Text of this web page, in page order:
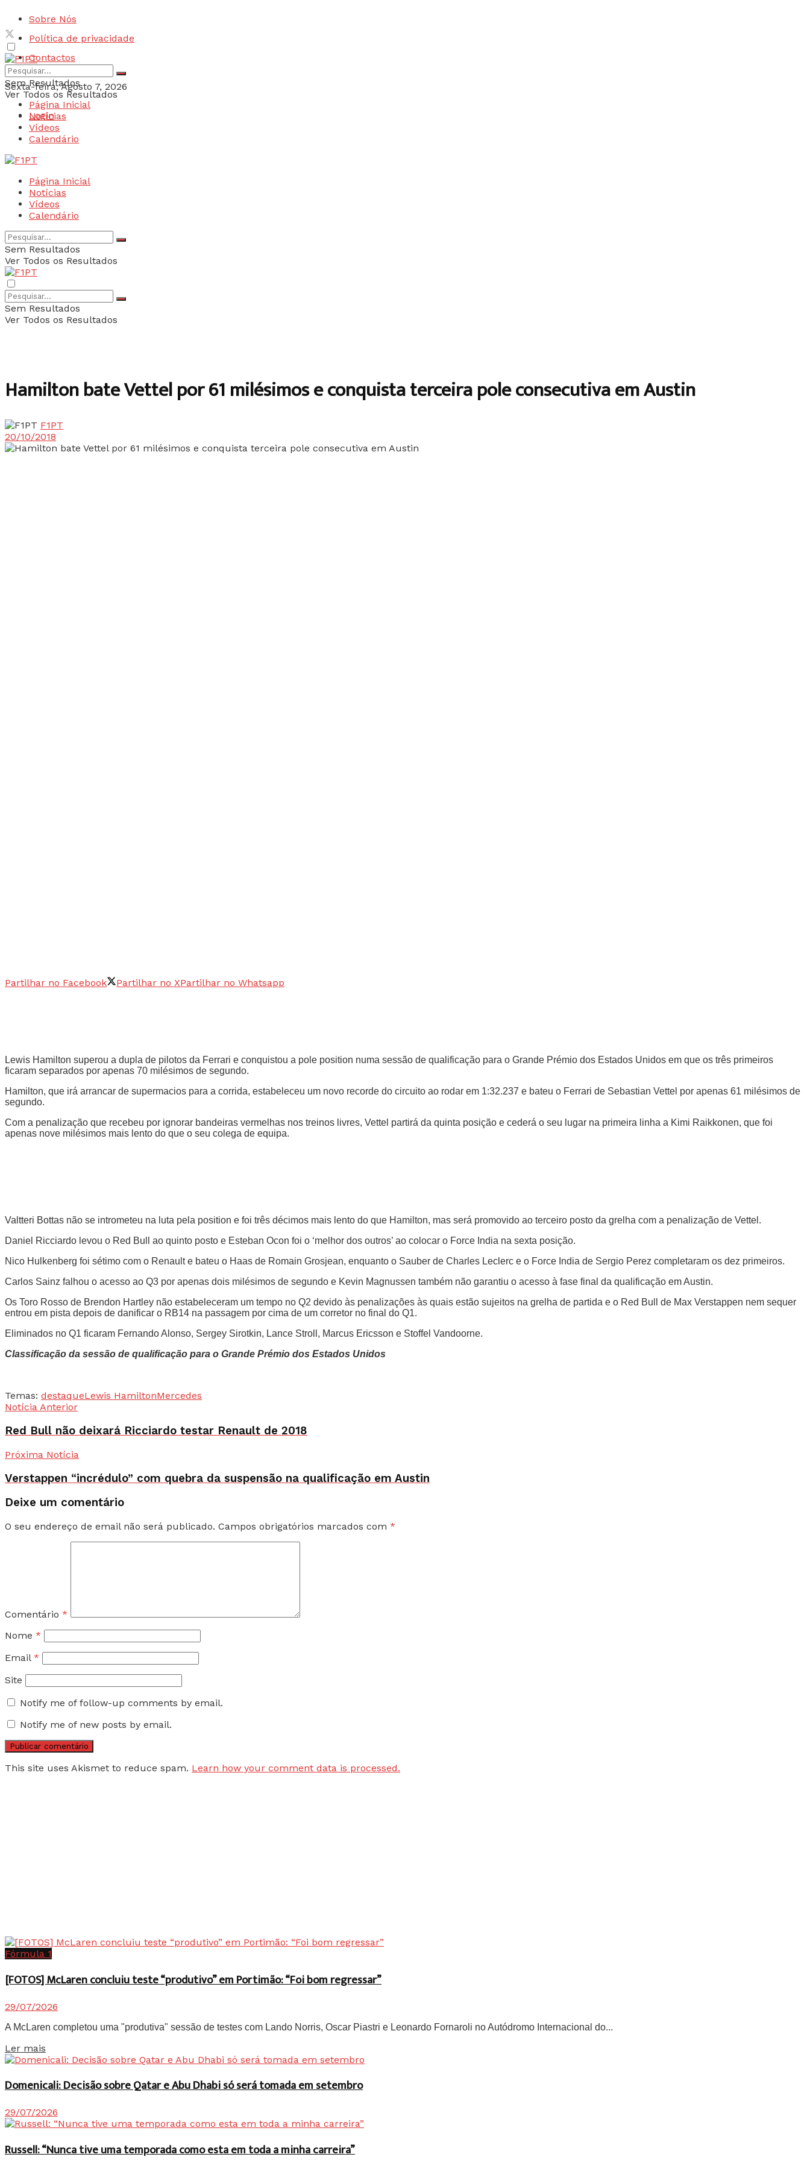
Sobre Nós
Política de privacidade
Contactos
Sexta-feira, Agosto 7, 2026
Login
Sem Resultados
Ver Todos os Resultados
Página Inicial
Notícias
Vídeos
Calendário
Página Inicial
Notícias
Vídeos
Calendário
Sem Resultados
Ver Todos os Resultados
Sem Resultados
Ver Todos os Resultados
Hamilton bate Vettel por 61 milésimos e conquista terceira pole consecutiva em Austin
F1PT
20/10/2018
Partilhar no Facebook Partilhar no XPartilhar no Whatsapp
Lewis Hamilton superou a dupla de pilotos da Ferrari e conquistou a pole position numa sessão de qualificação para o Grande Prémio dos Estados Unidos em que os três primeiros
ficaram separados por apenas 70 milésimos de segundo.
Hamilton, que irá arrancar de supermacios para a corrida, estabeleceu um novo recorde do circuito ao rodar em 1:32.237 e bateu o Ferrari de Sebastian Vettel por apenas 61 milésimos de
segundo.
Com a penalização que recebeu por ignorar bandeiras vermelhas nos treinos livres, Vettel partirá da quinta posição e cederá o seu lugar na primeira linha a Kimi Raikkonen, que foi
apenas nove milésimos mais lento do que o seu colega de equipa.
Valtteri Bottas não se intrometeu na luta pela position e foi três décimos mais lento do que Hamilton, mas será promovido ao terceiro posto da grelha com a penalização de Vettel.
Daniel Ricciardo levou o Red Bull ao quinto posto e Esteban Ocon foi o ‘melhor dos outros’ ao colocar o Force India na sexta posição.
Nico Hulkenberg foi sétimo com o Renault e bateu o Haas de Romain Grosjean, enquanto o Sauber de Charles Leclerc e o Force India de Sergio Perez completaram os dez primeiros.
Carlos Sainz falhou o acesso ao Q3 por apenas dois milésimos de segundo e Kevin Magnussen também não garantiu o acesso à fase final da qualificação em Austin.
Os Toro Rosso de Brendon Hartley não estabeleceram um tempo no Q2 devido às penalizações às quais estão sujeitos na grelha de partida e o Red Bull de Max Verstappen nem sequer
entrou em pista depois de danificar o RB14 na passagem por cima de um corretor no final do Q1.
Eliminados no Q1 ficaram Fernando Alonso, Sergey Sirotkin, Lance Stroll, Marcus Ericsson e Stoffel Vandoorne.
Classificação da sessão de qualificação para o Grande Prémio dos Estados Unidos
Temas: destaqueLewis HamiltonMercedes
Notícia Anterior
Red Bull não deixará Ricciardo testar Renault de 2018
Próxima Notícia
Verstappen “incrédulo” com quebra da suspensão na qualificação em Austin
Deixe um comentário
O seu endereço de email não será publicado. Campos obrigatórios marcados com *
Comentário *
Nome *
Email *
Site
Notify me of follow-up comments by email.
Notify me of new posts by email.
This site uses Akismet to reduce spam. Learn how your comment data is processed.
Fórmula 1
[FOTOS] McLaren concluiu teste “produtivo” em Portimão: “Foi bom regressar”
29/07/2026
A McLaren completou uma "produtiva" sessão de testes com Lando Norris, Oscar Piastri e Leonardo Fornaroli no Autódromo Internacional do...
Ler mais
Domenicali: Decisão sobre Qatar e Abu Dhabi só será tomada em setembro
29/07/2026
Russell: “Nunca tive uma temporada como esta em toda a minha carreira”